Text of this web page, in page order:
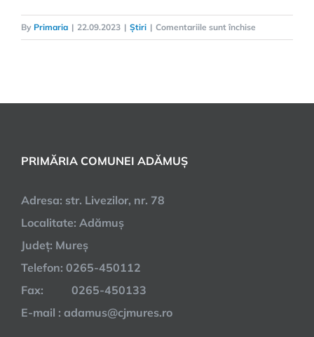
By Primaria | 22.09.2023 | Știri | Comentariile sunt închise
PRIMĂRIA COMUNEI ADĂMUȘ
Adresa: str. Livezilor, nr. 78
Localitate: Adămuș
Județ: Mureș
Telefon: 0265-450112
Fax: 0265-450133
E-mail : adamus@cjmures.ro